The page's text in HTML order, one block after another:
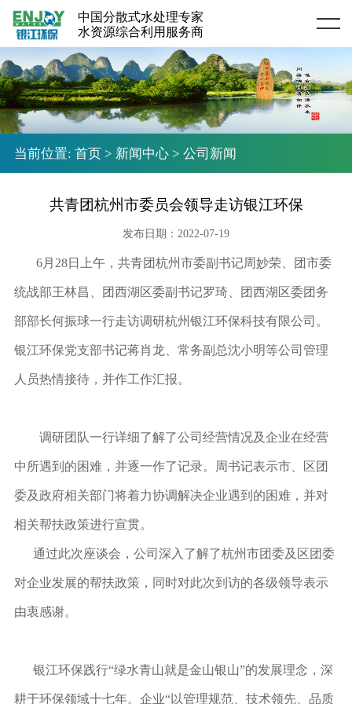
中国分散式水处理专家
水资源综合利用服务商
当前位置: 首页> 新闻中心> 公司新闻
共青团杭州市委员会领导走访银江环保
发布日期：2022-07-19
6月28日上午，共青团杭州市委副书记周妙荣、团市委
统战部王林昌、团西湖区委副书记罗琦、团西湖区委团务
部部长何振球一行走访调研杭州银江环保科技有限公司。
银江环保党支部书记蒋肖龙、常务副总沈小明等公司管理
人员热情接待，并作工作汇报。
调研团队一行详细了解了公司经营情况及企业在经营
中所遇到的困难，并逐一作了记录。周书记表示市、区团
委及政府相关部门将着力协调解决企业遇到的困难，并对
相关帮扶政策进行宣贯。
通过此次座谈会，公司深入了解了杭州市团委及区团委
对企业发展的帮扶政策，同时对此次到访的各级领导表示
由衷感谢。
银江环保践行“绿水青山就是金山银山”的发展理念，深
耕于环保领域十七年。企业“以管理规范、技术领先、品质
Home